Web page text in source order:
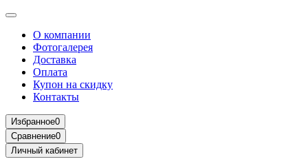
О компании
Фотогалерея
Доставка
Оплата
Купон на скидку
Контакты
Избранное0
Сравнение0
Личный кабинет